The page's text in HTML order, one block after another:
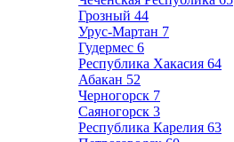
Грозный 44
Урус-Мартан 7
Гудермес 6
Республика Хакасия 64
Абакан 52
Черногорск 7
Саяногорск 3
Республика Карелия 63